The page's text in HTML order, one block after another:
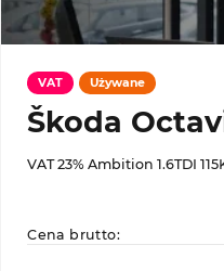
VAT Używane
Škoda
VAT 23% Ambition 1.6TDI
Cena brutto: